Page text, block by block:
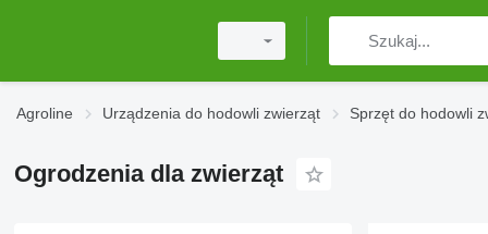
Agroline Urządzenia do hodowli zwierząt Sprzęt do hodowli
Ogrodzenia dla zwierząt